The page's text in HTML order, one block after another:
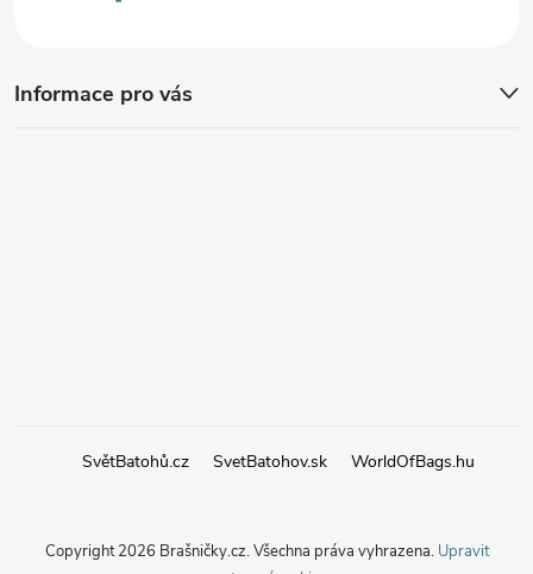
Informace pro vás
SvětBatohů.cz SvetBatohov.sk WorldOfBags.hu
Copyright 2026 Brašničky.cz. Všechna práva vyhrazena. Upravit